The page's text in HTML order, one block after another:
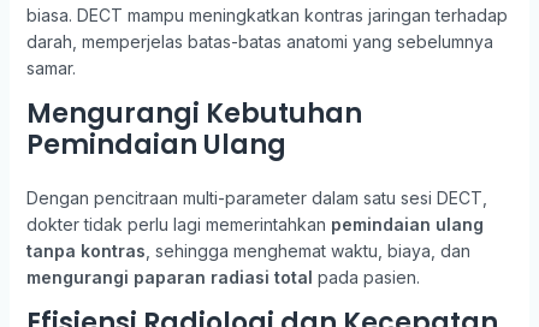
biasa. DECT mampu meningkatkan kontras jaringan terhadap
darah, memperjelas batas-batas anatomi yang sebelumnya
samar.
Mengurangi Kebutuhan
Pemindaian Ulang
Dengan pencitraan multi-parameter dalam satu sesi DECT,
dokter tidak perlu lagi memerintahkan pemindaian ulang
tanpa kontras , sehingga menghemat waktu, biaya, dan
mengurangi paparan radiasi total pada pasien.